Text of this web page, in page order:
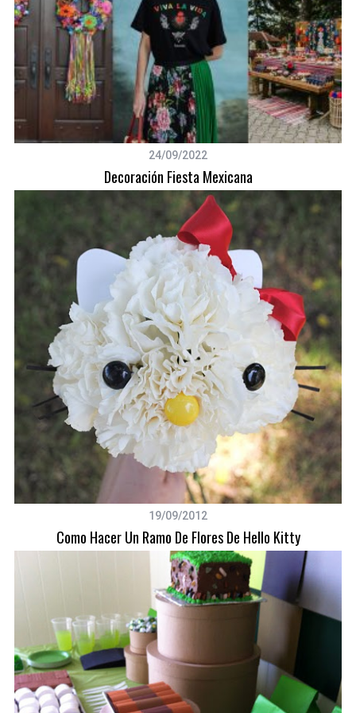
24/09/2022
Decoración Fiesta Mexicana
19/09/2012
Como Hacer Un Ramo De Flores De Hello Kitty